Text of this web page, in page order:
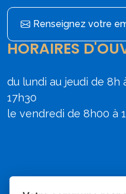
Renseignez votre
HORAIRES
du lundi au jeudi de 8h
17h30
le vendredi de 8h00 à